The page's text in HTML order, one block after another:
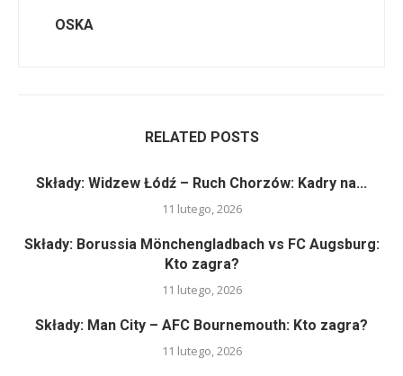
OSKA
RELATED POSTS
Składy: Widzew Łódź – Ruch Chorzów: Kadry na...
11 lutego, 2026
Składy: Borussia Mönchengladbach vs FC Augsburg:
Kto zagra?
11 lutego, 2026
Składy: Man City – AFC Bournemouth: Kto zagra?
11 lutego, 2026